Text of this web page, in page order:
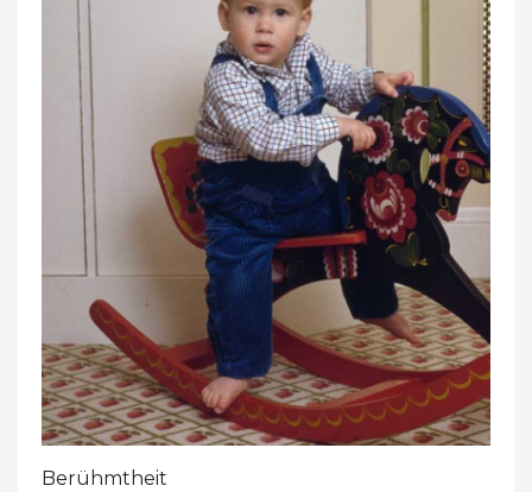
Berühmtheit